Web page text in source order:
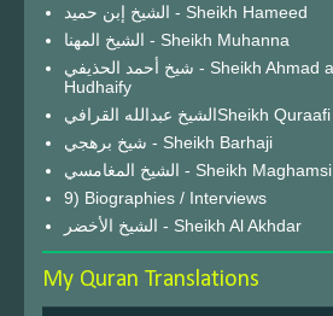
الشيخ إبن حميد - Sheikh Hameed
الشيخ المهنا - Sheikh Muhanna
شيخ أحمد الحذيفي - Sheikh Ahmad al
Hudhaify
الشيخ عبدالله القرافيSheikh Quraafi
شيخ برهجي - Sheikh Barhaji
الشيخ المغامسي - Sheikh Maghamsi
9) Biographies / Interviews
الشيخ الأخضر - Sheikh Al Akhdar
My Quran Translations